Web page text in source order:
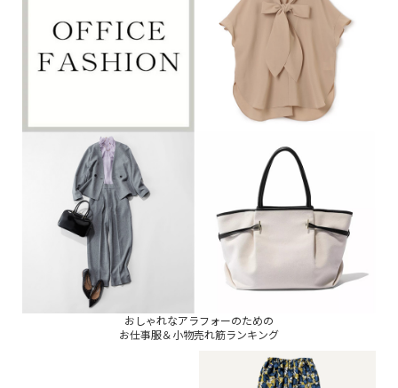
おしゃれなアラフォーのための
お仕事服＆小物売れ筋ランキング